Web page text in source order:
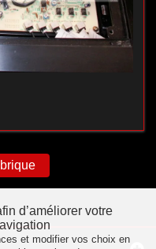
d’améliorer votre
et modifier vos choix en